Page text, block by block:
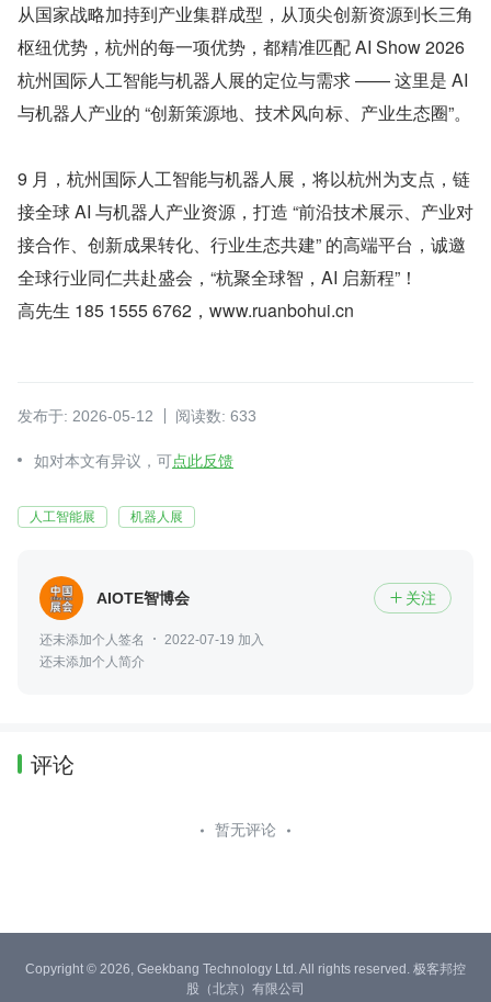
从国家战略加持到产业集群成型，从顶尖创新资源到长三角
枢纽优势，杭州的每一项优势，都精准匹配 AI Show 2026
杭州国际人工智能与机器人展的定位与需求 —— 这里是 AI
与机器人产业的 “创新策源地、技术风向标、产业生态圈”。
9 月，杭州国际人工智能与机器人展，将以杭州为支点，链
接全球 AI 与机器人产业资源，打造 “前沿技术展示、产业对
接合作、创新成果转化、行业生态共建” 的高端平台，诚邀
全球行业同仁共赴盛会，“杭聚全球智，AI 启新程”！
高先生 185 1555 6762，www.ruanbohui.cn
发布于: 2026-05-12 阅读数: 633
如对本文有异议，可点此反馈
人工智能展 机器人展
AIOTE智博会  关注
还未添加个人签名
2022-07-19 加入
还未添加个人简介
评论
暂无评论
Copyright © 2026, Geekbang Technology Ltd. All rights reserved. 极客邦控
股（北京）有限公司